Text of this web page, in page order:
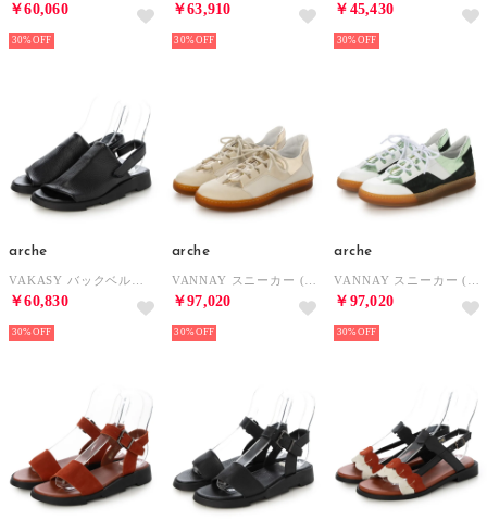
￥60,060
30%
￥63,910
30%
￥45,430
30%
arche
￥60,830
30%
arche
￥97,020
30%
arche
￥97,020
30%